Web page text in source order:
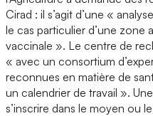
Cirad : il s’agit d’une «
le cas particulier d’une zone
vaccinale ». Le centre de
« avec un consortium
reconnues en matière de
un calendrier de travail ».
s’inscrire dans le moyen ou